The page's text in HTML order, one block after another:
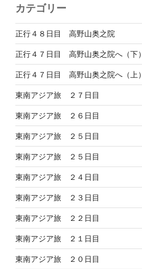
カテゴリー
正行４８日目 高野山奥之院
正行４７日目 高野山奥之院へ（下）
正行４７日目 高野山奥之院へ（上）
東南アジア旅 ２７日目
東南アジア旅 ２６日目
東南アジア旅 ２５日目
東南アジア旅 ２５日目
東南アジア旅 ２４日目
東南アジア旅 ２３日目
東南アジア旅 ２２日目
東南アジア旅 ２１日目
東南アジア旅 ２０日目